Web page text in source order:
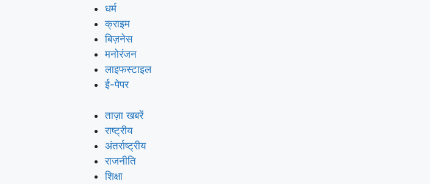
धर्म
क्राइम
बिज़नेस
मनोरंजन
लाइफस्टाइल
ई-पेपर
ताज़ा खबरें
राष्ट्रीय
अंतर्राष्ट्रीय
राजनीति
शिक्षा